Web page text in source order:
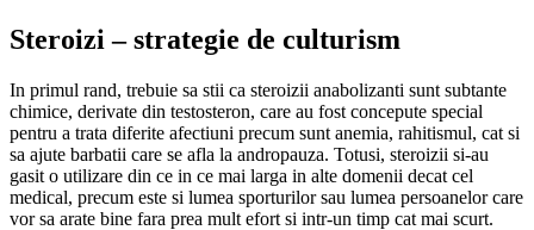
Steroizi – strategie de culturism
In primul rand, trebuie sa stii ca steroizii anabolizanti sunt subtante
chimice, derivate din testosteron, care au fost concepute special
pentru a trata diferite afectiuni precum sunt anemia, rahitismul, cat si
sa ajute barbatii care se afla la andropauza. Totusi, steroizii si-au
gasit o utilizare din ce in ce mai larga in alte domenii decat cel
medical, precum este si lumea sporturilor sau lumea persoanelor care
vor sa arate bine fara prea mult efort si intr-un timp cat mai scurt.